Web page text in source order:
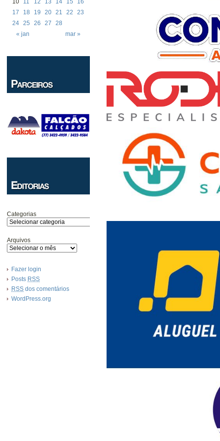
« jan mar »
10
11 12 13 14 15
16
17
18 19 20 21 22
23
24 25 26 27 28
Categorias
Arquivos
Fazer login
Posts RSS
RSS dos comentários
WordPress.org